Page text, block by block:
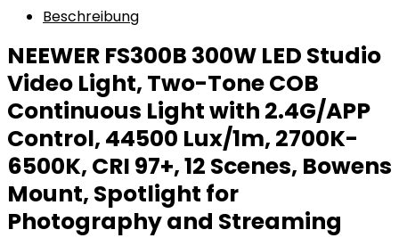
Beschreibung
NEEWER FS300B 300W LED Studio
Video Light, Two-Tone COB
Continuous Light with 2.4G/APP
Control, 44500 Lux/1m, 2700K-
6500K, CRI 97+, 12 Scenes, Bowens
Mount, Spotlight for
Photography and Streaming